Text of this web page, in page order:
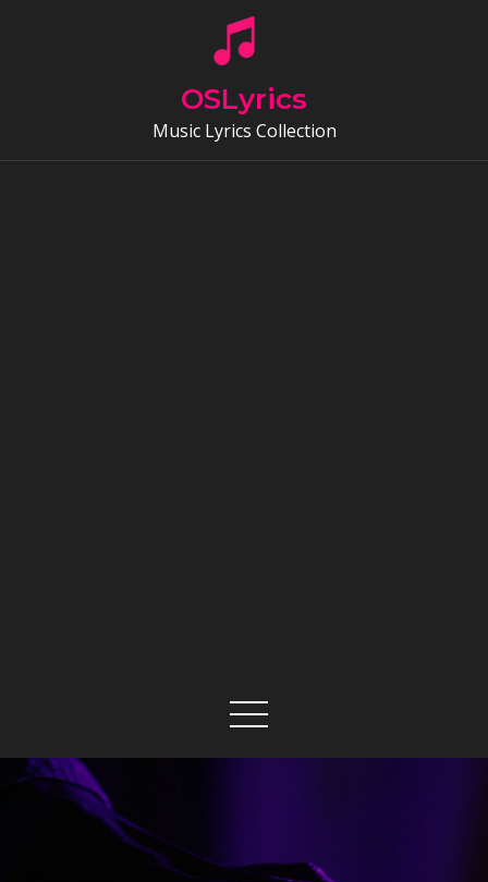
OSLyrics
Music Lyrics Collection